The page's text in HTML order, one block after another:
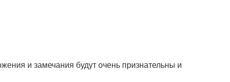
и замечания будут очень признательны и